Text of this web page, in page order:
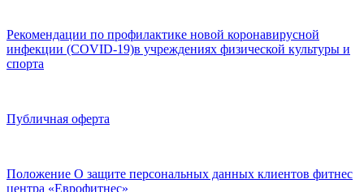
Рекомендации по профилактике новой коронавирусной
инфекции (COVID-19)в учреждениях физической культуры и
спорта
Публичная оферта
Положение О защите персональных данных клиентов фитнес
центра «Еврофитнес»